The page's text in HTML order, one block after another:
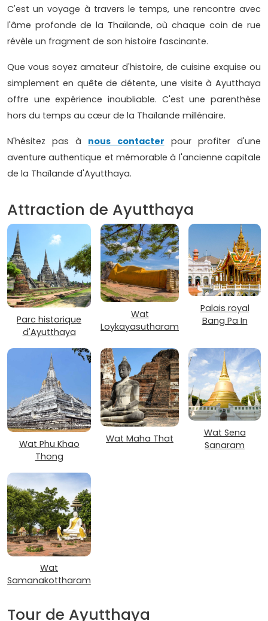
C'est un voyage à travers le temps, une rencontre avec
l'âme profonde de la Thaïlande, où chaque coin de rue
révèle un fragment de son histoire fascinante.
Que vous soyez amateur d'histoire, de cuisine exquise ou
simplement en quête de détente, une visite à Ayutthaya
offre une expérience inoubliable. C'est une parenthèse
hors du temps au cœur de la Thaïlande millénaire.
N'hésitez pas à nous contacter pour profiter d'une
aventure authentique et mémorable à l'ancienne capitale
de la Thaïlande d'Ayutthaya.
Attraction de Ayutthaya
Parc historique
d'Ayutthaya
Wat
Loykayasutharam
Palais royal
Bang Pa In
Wat Phu Khao
Thong
Wat Maha That
Wat Sena
Sanaram
Wat
Samanakottharam
Tour de Ayutthaya